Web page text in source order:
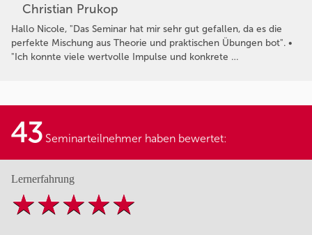
Christian Prukop
Hallo Nicole, "Das Seminar hat mir sehr gut gefallen, da es die
perfekte Mischung aus Theorie und praktischen Übungen bot". •
"Ich konnte viele wertvolle Impulse und konkrete …
43 Seminarteilnehmer haben bewertet:
Lernerfahrung